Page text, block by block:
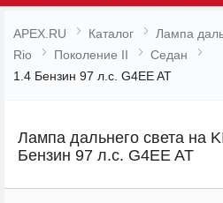
APEX.RU Каталог Лампа
Rio
Поколение II
Седан
1.4 Бензин 97 л.с. G4EE AT
Лампа дальнего света на
Бензин 97 л.с. G4EE AT